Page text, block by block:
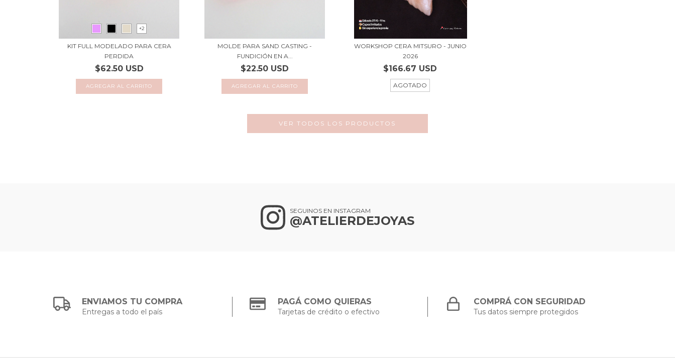
+2
KIT FULL MODELADO PARA CERA
PERDIDA
$62.50 USD
AGREGAR AL CARRITO
MOLDE PARA SAND CASTING -
FUNDICIÓN EN A...
$22.50 USD
WORKSHOP CERA MITSURO - JUNIO
2026
$166.67 USD
AGOTADO
VER TODOS LOS PRODUCTOS
SEGUINOS EN INSTAGRAM
@ATELIERDEJOYAS
ENVIAMOS TU COMPRA
Entregas a todo el país
PAGÁ COMO QUIERAS
Tarjetas de crédito o efectivo
COMPRÁ CON SEGURIDAD
Tus datos siempre protegidos